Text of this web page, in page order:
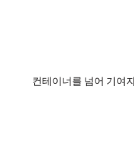
컨테이너를 넘어 기여